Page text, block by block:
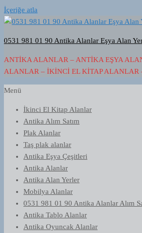
İçeriğe atla
0531 981 01 90 Antika Alanlar Eşya Alan
ANTIKA ALANLAR – ANTIKA EŞYA
ALANLAR – İKINCI EL KITAP ALANLAR
Menü
İkinci El Kitap Alanlar
Antika Alım Satım
Plak Alanlar
Taş plak alanlar
Antika Eşya Çeşitleri
Antika Alanlar
Antika Alan Yerler
Mobilya Alanlar
0531 981 01 90 Antika Alanlar Alım
Antika Tablo Alanlar
Antika Oyuncak Alanlar